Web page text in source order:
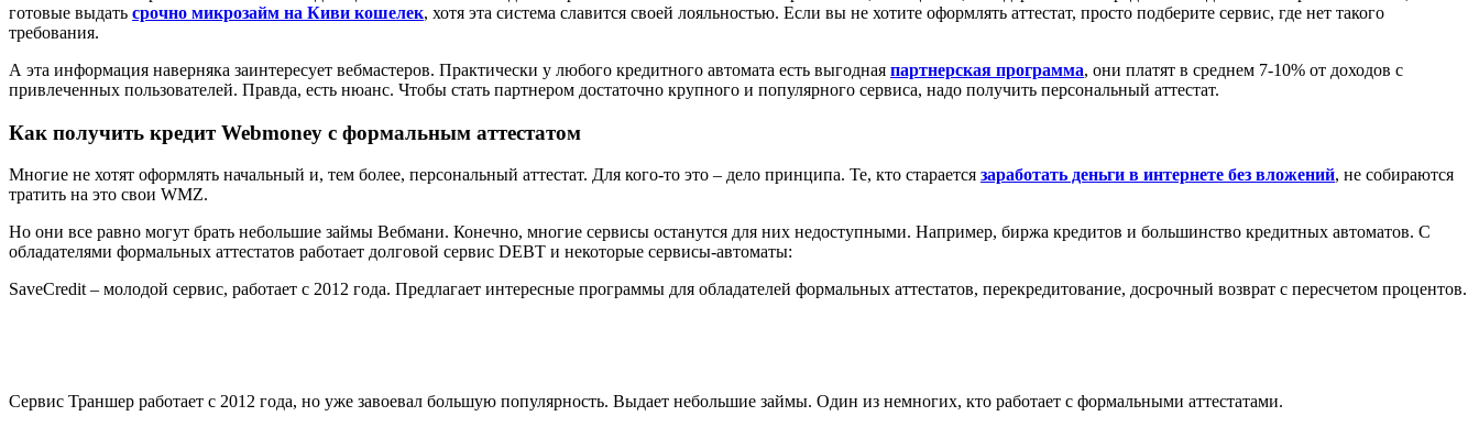
готовые выдать срочно микрозайм на Киви кошелек, хотя эта система славится своей лояльностью. Если вы не хотите оформлять аттестат, просто подберите сервис, где нет такого
требования.
А эта информация наверняка заинтересует вебмастеров. Практически у любого кредитного автомата есть выгодная партнерская программа, они платят в среднем 7-10% от доходов с
привлеченных пользователей. Правда, есть нюанс. Чтобы стать партнером достаточно крупного и популярного сервиса, надо получить персональный аттестат.
Как получить кредит Webmoney с формальным аттестатом
Многие не хотят оформлять начальный и, тем более, персональный аттестат. Для кого-то это – дело принципа. Те, кто старается заработать деньги в интернете без вложений, не собираются
тратить на это свои WMZ.
Но они все равно могут брать небольшие займы Вебмани. Конечно, многие сервисы останутся для них недоступными. Например, биржа кредитов и большинство кредитных автоматов. С
обладателями формальных аттестатов работает долговой сервис DEBT и некоторые сервисы-автоматы:
SaveCredit – молодой сервис, работает с 2012 года. Предлагает интересные программы для обладателей формальных аттестатов, перекредитование, досрочный возврат с пересчетом процентов.
Сервис Траншер работает с 2012 года, но уже завоевал большую популярность. Выдает небольшие займы. Один из немногих, кто работает с формальными аттестатами.